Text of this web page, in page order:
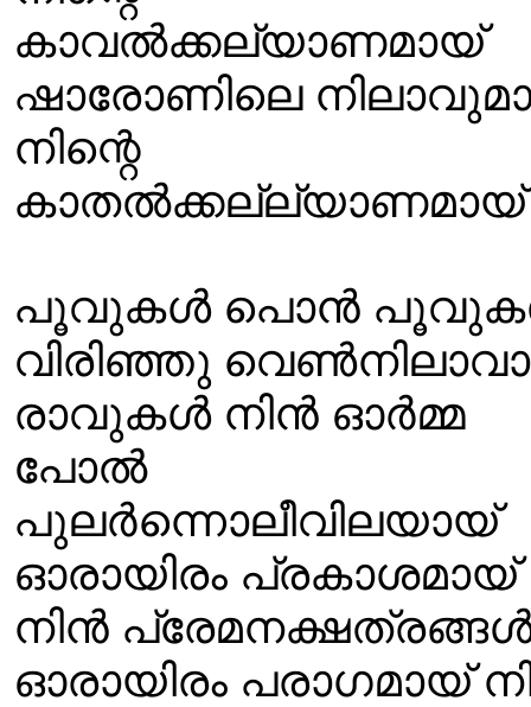
കാവൽക്കല്യാണമായ്
ഷാരോണിലെ
നിന്റെ
കാതൽക്കല്ല്യാണമായ്
പൂവുകൾ പൊൻ
വിരിഞ്ഞു
രാവുകൾ നിൻ ഓർമ്മ
പോൽ
പുലർന്നൊലീവിലയായ്
ഓരായിരം പ്രകാശമായ്
നിൻ
ഓരായിരം പരാഗമായ്